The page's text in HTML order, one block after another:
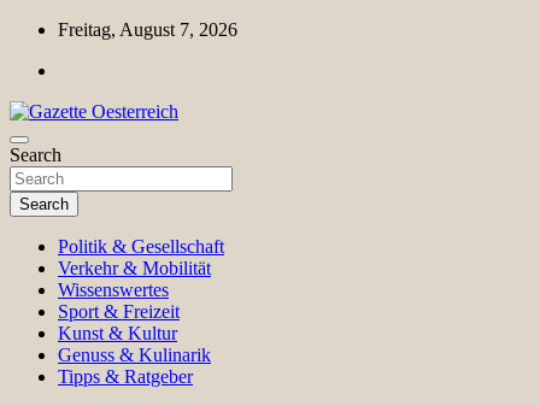
Skip
content
Freitag, August 7, 2026
Gazette Oesterreich
Magazin für Freizeit, Politik, Kultur & Wissenschaft
Search
Search
Politik & Gesellschaft
Verkehr & Mobilität
Wissenswertes
Sport & Freizeit
Kunst & Kultur
Genuss & Kulinarik
Tipps & Ratgeber